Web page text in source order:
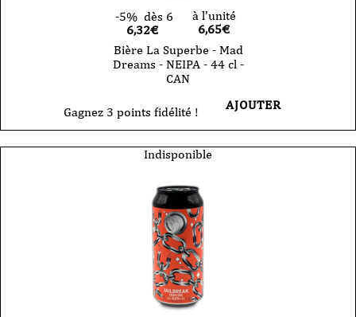
-5% dès 6
6,32€
à l'unité
6,65€
Bière La Superbe - Mad
Dreams - NEIPA - 44 cl -
CAN
Gagnez 3 points fidélité ! AJOUTER
Indisponible